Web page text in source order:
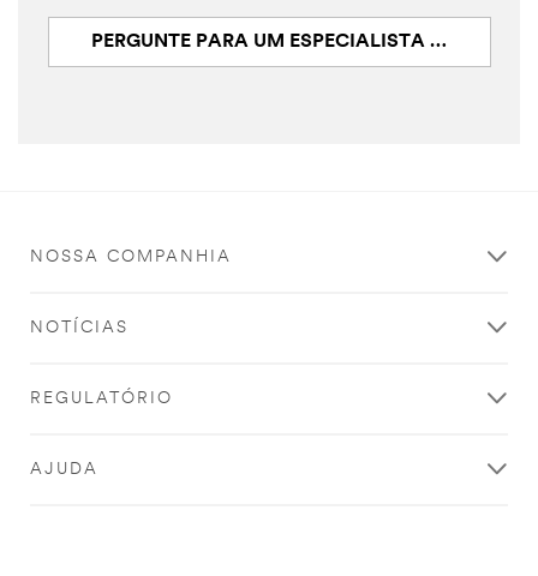
PERGUNTE PARA UM ESPECIALISTA DA 3M
NOSSA COMPANHIA
NOTÍCIAS
REGULATÓRIO
AJUDA